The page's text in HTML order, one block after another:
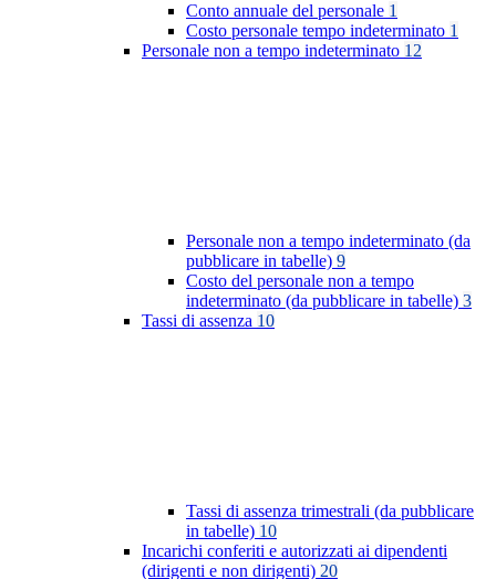
Conto annuale del personale 1
Costo personale tempo indeterminato 1
Personale non a tempo indeterminato 12
Personale non a tempo indeterminato (da
pubblicare in tabelle) 9
Costo del personale non a tempo
indeterminato (da pubblicare in tabelle) 3
Tassi di assenza 10
Tassi di assenza trimestrali (da pubblicare
in tabelle) 10
Incarichi conferiti e autorizzati ai dipendenti
(dirigenti e non dirigenti) 20